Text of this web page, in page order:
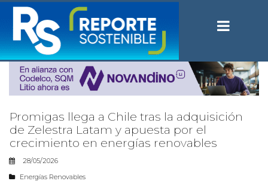
Promigas llega a Chile tras la adquisición
de Zelestra Latam y apuesta por el
crecimiento en energías renovables
28/05/2026
Energías Renovables